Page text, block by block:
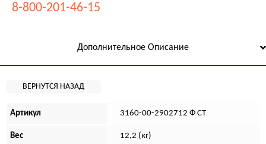
8-800-201-46-15
Дополнительное Описание
Артикул 3160-00-2902712 Ф СТ
Вес 12,2 (кг)